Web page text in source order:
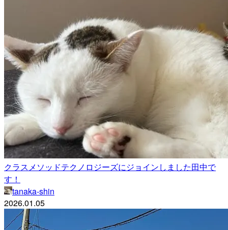
クラスメソッドテクノロジーズにジョインしました田中で
す！
tanaka-shin
2026.01.05